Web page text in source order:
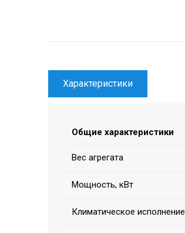
Характеристики
Общие характеристики
Вес агрегата
Мощность, кВт
Климатическое исполнение